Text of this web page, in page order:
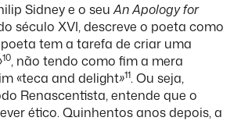
Sidney e o seuAn Apology for
século XVI, descreve o poeta como
poeta tem a tarefa de criar uma
10, não tendo como fim a mera
«teca and delight»11. Ou seja,
Renascentista, entende que o
ético. Quinhentos anos depois, a